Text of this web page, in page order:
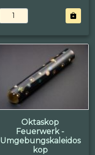
Oktaskop
Feuerwerk -
Umgebungskaleidos
kop